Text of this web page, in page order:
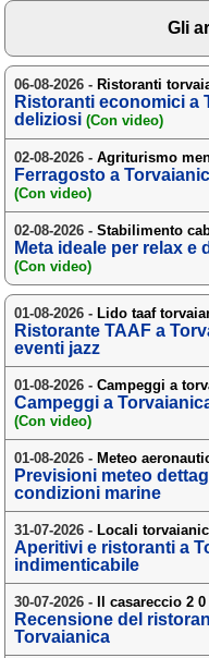
Gli
06-08-2026 - Ristoranti
Ristoranti economici a
deliziosi (Con video)
02-08-2026 - Agriturismo
Ferragosto a
(Con video)
02-08-2026 - Stabilimento
Meta ideale per relax e
(Con video)
01-08-2026 - Lido taaf
Ristorante TAAF a
eventi jazz
01-08-2026 - Campeggi a
Campeggi a
(Con video)
01-08-2026 - Meteo
Previsioni meteo
condizioni marine
31-07-2026 - Locali
Aperitivi e ristoranti a
indimenticabile
30-07-2026 - Il casareccio 2
Recensione del
Torvaianica
Eventi e cose da
➕ Segnala evento
Chi siamo
Ambienti
≋ Mare
🗻 Montagna
Laghi
Isole
Campagna
Terme
Sci
Altro
Cerca le offerte per
Abruzzo(214)